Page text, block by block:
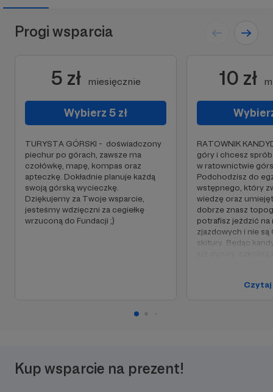
Progi wsparcia
5 zł miesięcznie
Wybierz 5 zł
TURYSTA GÓRSKI - doświadczony
piechur po górach, zawsze ma
czołówkę, mapę, kompas oraz
apteczkę. Dokładnie planuje każdą
swoją górską wycieczkę.
Dziękujemy za Twoje wsparcie,
jesteśmy wdzięczni za cegiełkę
wrzuconą do Fundacji ;)
10 zł
RATOWNIK
góry i chcesz
w ratownictwie
Podchodzisz do
wstępnego, który
wiedzę oraz
dobrze znasz
potrafisz jeździć na
zjazdowych i nie są
skitury. Będąc
Kup wsparcie na prezent!